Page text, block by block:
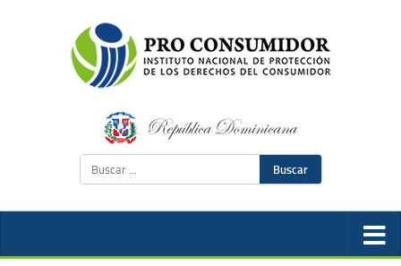
Buscar